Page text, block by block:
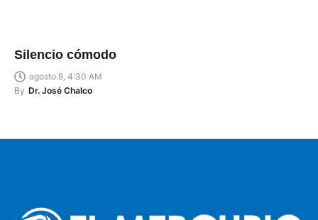
Silencio cómodo
agosto 8, 4:30 AM
By Dr. José Chalco